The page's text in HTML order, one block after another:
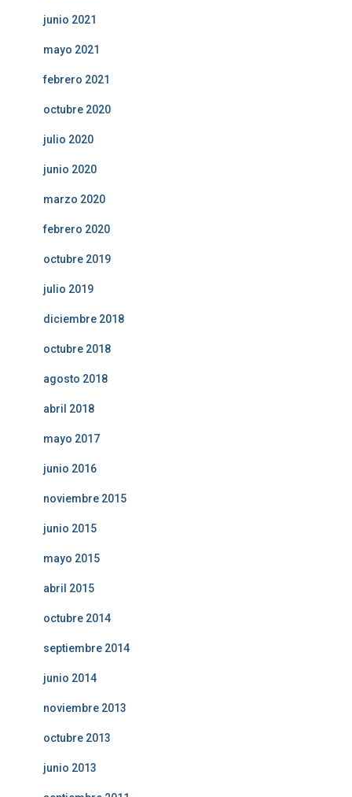
junio 2021
mayo 2021
febrero 2021
octubre 2020
julio 2020
junio 2020
marzo 2020
febrero 2020
octubre 2019
julio 2019
diciembre 2018
octubre 2018
agosto 2018
abril 2018
mayo 2017
junio 2016
noviembre 2015
junio 2015
mayo 2015
abril 2015
octubre 2014
septiembre 2014
junio 2014
noviembre 2013
octubre 2013
junio 2013